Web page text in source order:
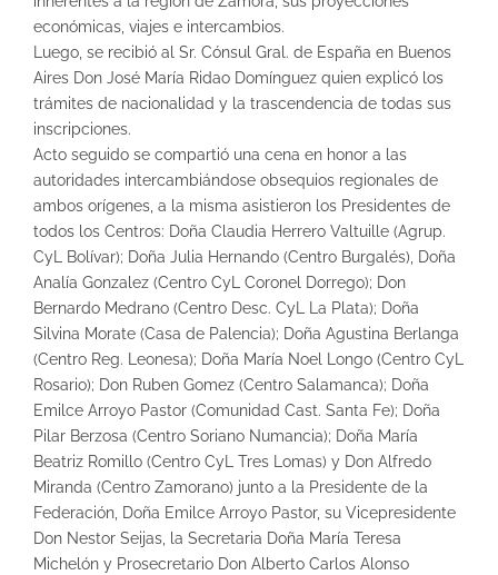
económicas, viajes e intercambios.
Luego, se recibió al Sr. Cónsul Gral. de España en Buenos
Aires Don José María Ridao Domínguez quien explicó los
trámites de nacionalidad y la trascendencia de todas sus
inscripciones.
Acto seguido se compartió una cena en honor a las
autoridades intercambiándose obsequios regionales de
ambos orígenes, a la misma asistieron los Presidentes de
todos los Centros: Doña Claudia Herrero Valtuille (Agrup.
CyL Bolívar); Doña Julia Hernando (Centro Burgalés), Doña
Analía Gonzalez (Centro CyL Coronel Dorrego); Don
Bernardo Medrano (Centro Desc. CyL La Plata); Doña
Silvina Morate (Casa de Palencia); Doña Agustina Berlanga
(Centro Reg. Leonesa); Doña María Noel Longo (Centro CyL
Rosario); Don Ruben Gomez (Centro Salamanca); Doña
Emilce Arroyo Pastor (Comunidad Cast. Santa Fe); Doña
Pilar Berzosa (Centro Soriano Numancia); Doña María
Beatriz Romillo (Centro CyL Tres Lomas) y Don Alfredo
Miranda (Centro Zamorano) junto a la Presidente de la
Federación, Doña Emilce Arroyo Pastor, su Vicepresidente
Don Nestor Seijas, la Secretaria Doña María Teresa
Michelón y Prosecretario Don Alberto Carlos Alonso